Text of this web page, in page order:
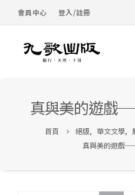
會員中心 登入/註冊
真與美的遊戲
首頁 絕版, 華文文學,
真與美的遊戲